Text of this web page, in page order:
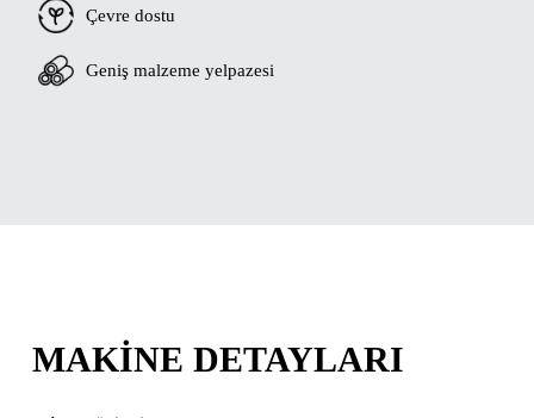
Çevre dostu
Geniş malzeme yelpazesi
MAKINE DETAYLARI